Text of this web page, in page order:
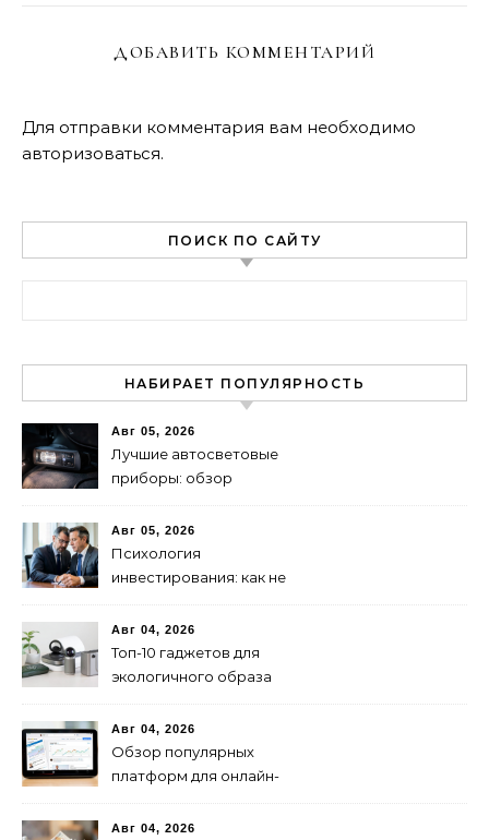
ДОБАВИТЬ КОММЕНТАРИЙ
Для отправки комментария вам необходимо
авторизоваться.
ПОИСК ПО САЙТУ
НАБИРАЕТ ПОПУЛЯРНОСТЬ
Авг 05, 2026
Лучшие автосветовые
приборы: обзор
безопасной езды
Авг 05, 2026
Психология
инвестирования: как не
рынка
Авг 04, 2026
Топ-10 гаджетов для
экологичного образа
Авг 04, 2026
Обзор популярных
платформ для онлайн-
Авг 04, 2026